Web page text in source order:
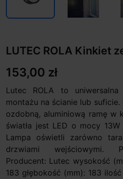
LUTEC ROLA Kinkiet
153,00 zł
Lutec ROLA to
montażu na ścianie lub suficie.
ozdobną, aluminiową ramę w
światła jest LED o mocy 13W
Lampa oświetli zarówno
drzwiami wejściowymi.
Producent: Lutec wysokość
183 głębokość (mm): 183